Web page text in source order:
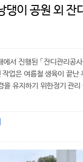
댕이 공원 외 잔
서 진행된 「잔디관리공
작업은 여름철 생육이 끝난
을 유지하기 위한정기 관리